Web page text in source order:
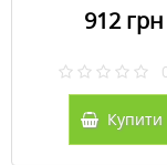
912 грн
Купити